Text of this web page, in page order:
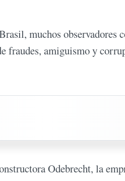
muchos observadores
fraudes, amiguismo y
Odebrecht, la